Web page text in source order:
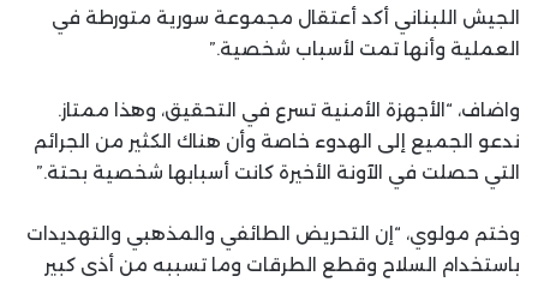
الجيش اللبناني أكد أعتقال مجموعة سورية متورطة في
العملية وأنها تمت لأسباب شخصية.”
واضاف، “الأجهزة الأمنية تسرع في التحقيق، وهذا ممتاز.
ندعو الجميع إلى الهدوء خاصة وأن هناك الكثير من الجرائم
التي حصلت في الآونة الأخيرة كانت أسبابها شخصية بحتة.”
وختم مولوي، “إن التحريض الطائفي والمذهبي والتهديدات
باستخدام السلاح وقطع الطرقات وما تسببه من أذى كبير